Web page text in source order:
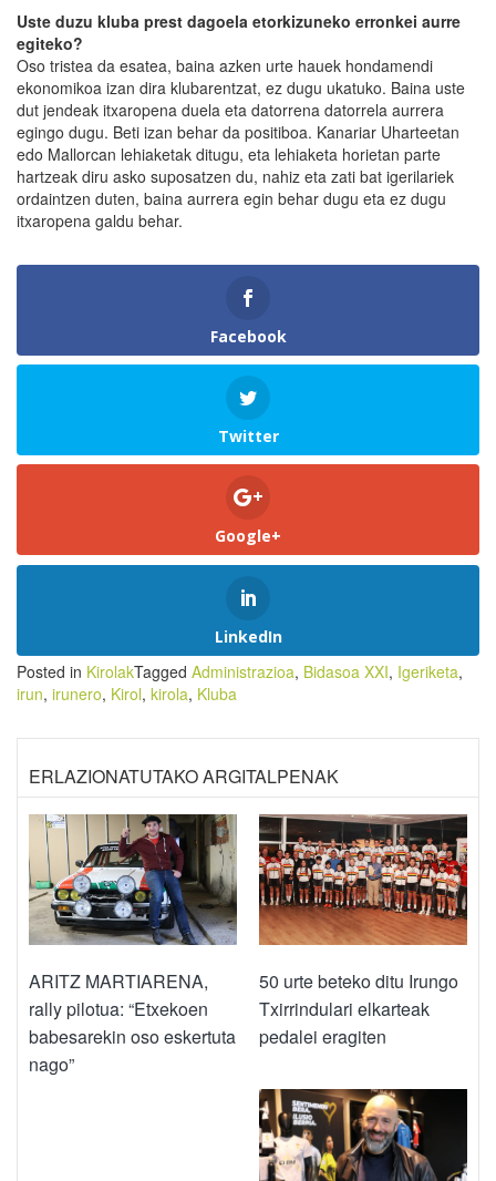
Uste duzu kluba prest dagoela etorkizuneko erronkei aurre
egiteko?
Oso tristea da esatea, baina azken urte hauek hondamendi
ekonomikoa izan dira klubarentzat, ez dugu ukatuko. Baina uste
dut jendeak itxaropena duela eta datorrena datorrela aurrera
egingo dugu. Beti izan behar da positiboa. Kanariar Uharteetan
edo Mallorcan lehiaketak ditugu, eta lehiaketa horietan parte
hartzeak diru asko suposatzen du, nahiz eta zati bat igerilariek
ordaintzen duten, baina aurrera egin behar dugu eta ez dugu
itxaropena galdu behar.
Facebook
Twitter
Google+
LinkedIn
Posted in KirolakTagged Administrazioa, Bidasoa XXI, Igeriketa,
irun, irunero, Kirol, kirola, Kluba
ERLAZIONATUTAKO ARGITALPENAK
ARITZ MARTIARENA,
rally pilotua: “Etxekoen
babesarekin oso eskertuta
nago”
50 urte beteko ditu Irungo
Txirrindulari elkarteak
pedalei eragiten